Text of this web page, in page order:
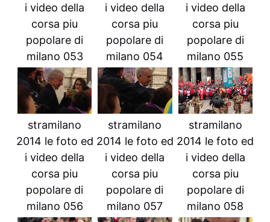
i video della
corsa piu
popolare di
milano 053
i video della
corsa piu
popolare di
milano 054
i video della
corsa piu
popolare di
milano 055
stramilano
2014 le foto ed
i video della
corsa piu
popolare di
milano 056
stramilano
2014 le foto ed
i video della
corsa piu
popolare di
milano 057
stramilano
2014 le foto ed
i video della
corsa piu
popolare di
milano 058